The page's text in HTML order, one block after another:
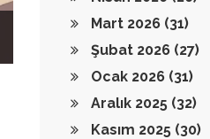
Mart 2026 (31)
Şubat 2026 (27)
Ocak 2026 (31)
Aralık 2025 (32)
Kasım 2025 (30)